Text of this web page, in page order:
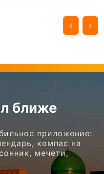
ближе
приложение:
компас на
мечети,